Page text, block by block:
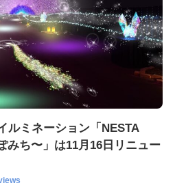
ルミネーション「NESTA
みち〜」は11月16日リニュー